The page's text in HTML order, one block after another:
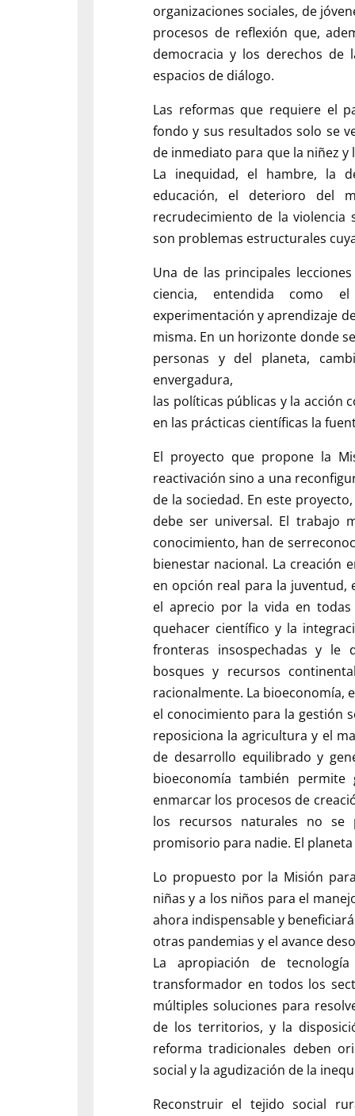
organizaciones sociales, de
procesos de reflexión que,
democracia y los derechos de
espacios de diálogo.
Las reformas que requiere el
fondo y sus resultados solo se
de inmediato para que la niñez
La inequidad, el hambre, la
educación, el deterioro del
recrudecimiento de la violencia
son problemas estructurales
Una de las principales
ciencia, entendida como
experimentación y aprendizaje
misma. En un horizonte donde
personas y del planeta,
envergadura,
las políticas públicas y la acción
en las prácticas científicas la
El proyecto que propone la
reactivación sino a una
de la sociedad. En este
debe ser universal. El trabajo
conocimiento, han de
bienestar nacional. La creación
en opción real para la
el aprecio por la vida en todas
quehacer científico y la
fronteras insospechadas y le
bosques y recursos
racionalmente. La bioeconomía,
el conocimiento para la gestión
reposiciona la agricultura y el
de desarrollo equilibrado y
bioeconomía también
enmarcar los procesos de
los recursos naturales no
promisorio para nadie. El
Lo propuesto por la Misión
niñas y a los niños para el
ahora indispensable y
otras pandemias y el avance
La apropiación de
transformador en todos los
múltiples soluciones para
de los territorios, y la
reforma tradicionales deben
social y la agudización de la
Reconstruir el tejido social